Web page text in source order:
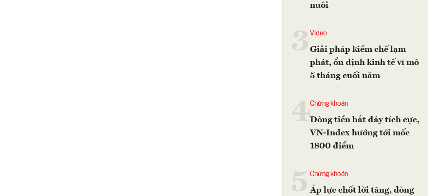
nuôi
Video
Giải pháp kiềm chế lạm
phát, ổn định kinh tế vĩ mô
5 tháng cuối năm
4Chứng khoán
Dòng tiền bắt đáy tích cực,
VN-Index hướng tới mốc
1800 điểm
Chứng khoán
Áp lực chốt lời tăng, dòng